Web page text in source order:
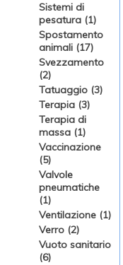
Sistemi di
pesatura (1)
Spostamento
animali (17)
Svezzamento
(2)
Tatuaggio (3)
Terapia (3)
Terapia di
massa (1)
Vaccinazione
(5)
Valvole
pneumatiche
(1)
Ventilazione (1)
Verro (2)
Vuoto sanitario
(6)